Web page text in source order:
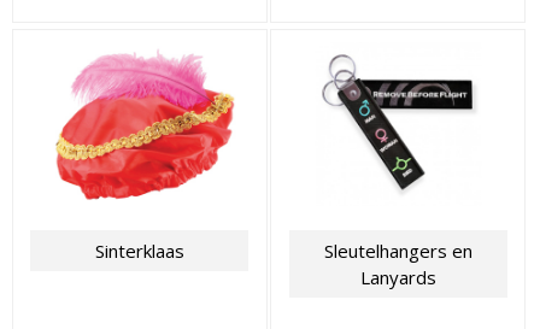
Sinterklaas
Sleutelhangers en
Lanyards